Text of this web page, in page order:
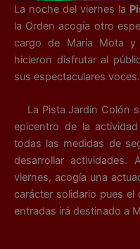
La noche del viernes la
la Orden acogía otro
cargo de María Mota
hicieron disfrutar al
sus espectaculares voces.
La Pista Jardín Colón
epicentro de la
todas las medidas de
desarrollar
viernes, acogía una
carácter solidario pues
entradas irá destinado a